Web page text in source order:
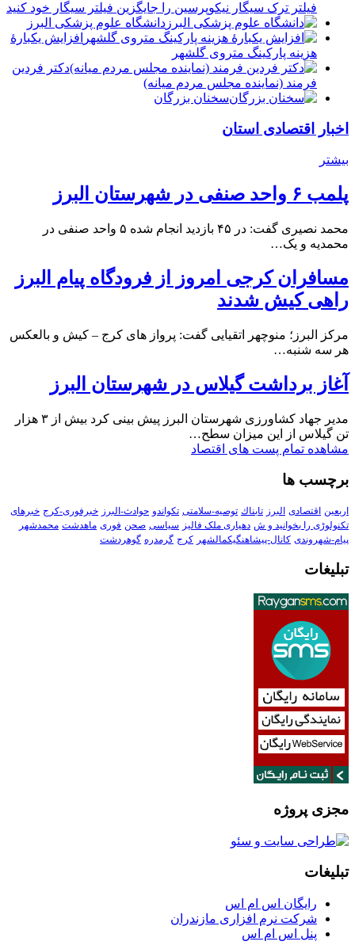
فیلتر ترک سیگار نیکوپرسین را جایگزین فیلتر سیگار خود کنید
دانشگاه علوم پزشکی البرز
افزایش یکبارۀ
هزینه پارکینگ متروی گلشهر
دكتر فردين
فرمند (نماينده مجلس مردم میانه)
سخنان بزرگان
اخبار اقتصادی استان
بیشتر
پلمب ۶ واحد صنفی در شهرستان البرز
محمد نصیری گفت: در ۴۵ بازدید انجام شده ۵ واحد صنفی در
محمدیه و یک…
مسافران کرجی امروز از فرودگاه پیام البرز
راهی کیش شدند
مرکز البرز؛ منوچهر اتقیایی گفت: پرواز های کرج – کیش و بالعکس
هر سه شنبه…
آغاز برداشت گیلاس در شهرستان البرز
مدیر جهاد کشاورزی شهرستان البرز پیش بینی کرد بیش از ۳ هزار
تن گیلاس از این میزان سطح…
مشاهده تمام پست های اقتصاد
برچسب ها
اربعین اقتصادی البرز تابناك توصیه-سلامتی تکواندو حوادث-البرز خبرفوری-کرج خبرهای
تکنولوڑی را بخوانید و ش دهیاری ملک فالیز سیاسی صحن فوری ماهدشت محمدشهر
پیام-شهروندی کانال-پیشاهنگیکمالشهر کرج گرمدره گوهردشت
تبلیغات
مجزی پروژه
تبلیغات
رایگان اس ام اس
شرکت نرم افزاری مازندران
پنل اس ام اس